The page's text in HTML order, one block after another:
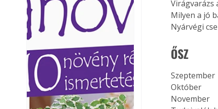
Virágvarázs
Milyen a jó
Nyárvégi
ŐSZ
Szeptember
Október
November